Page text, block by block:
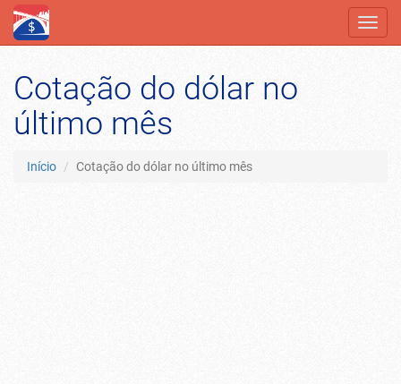
Cotação do dólar no
último mês
Início Cotação do dólar no último mês